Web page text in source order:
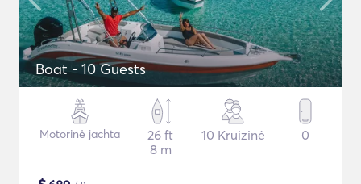
Boat - 10 Guests
Motorinė jachta
26 ft
8 m
10 Kruizinė 0